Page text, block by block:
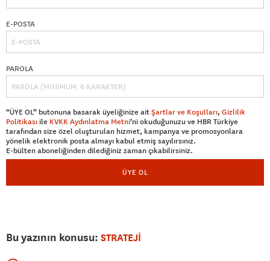
E-POSTA
PAROLA
“ÜYE OL” butonuna basarak üyeliğinize aitŞartlar ve Koşulları, Gizlilik
Politikası ile KVKK Aydınlatma Metni’ni okuduğunuzu ve HBR Türkiye
tarafından size özel oluşturulan hizmet, kampanya ve promosyonlara
yönelik elektronik posta almayı kabul etmiş sayılırsınız.
E-bülten aboneliğinden dilediğiniz zaman çıkabilirsiniz.
ÜYE OL
Bu yazının konusu: STRATEJİ